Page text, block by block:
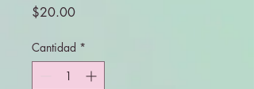
$20.00Precio
Cantidad *